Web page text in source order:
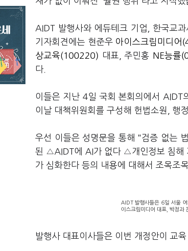
AIDT 발행사와 에듀테크 기업, 한국교
기자회견에는 현준우 아이스크림미디어
상교육(100220) 대표, 주민홍 NE능률
다.
이들은 지난 4일 국회 본회의에서 AIDT
이날 대책위원회를 구성해 헌법소원, 행
우선 이들은 성명문을 통해 "검증 없는
된 △AIDT에 AI가 없다 △개인정보 침해
가 심화한다 등의 내용에 대해서 조목조
AIDT 발행사들은 6일 서울
이스크림미디어 대표, 박정과
발행사 대표이사들은 이번 개정안이 교